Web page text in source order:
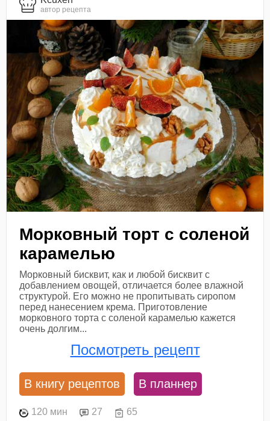
автор рецепта
Морковный торт с соленой
карамелью
Морковный бисквит, как и любой бисквит с
добавлением овощей, отличается более влажной
структурой. Его можно не пропитывать сиропом
перед нанесением крема. Приготовление
морковного торта с соленой карамелью кажется
очень долгим...
Посмотреть рецепт
В книгу рецептов В планнер
120 мин 27 65